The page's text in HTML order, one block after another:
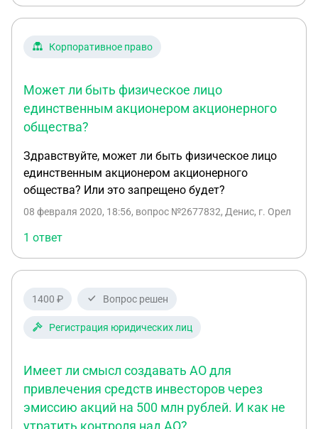
Корпоративное право
Может ли быть физическое лицо
единственным акционером акционерного
общества?
Здравствуйте, может ли быть физическое лицо
единственным акционером акционерного
общества? Или это запрещено будет?
08 февраля 2020, 18:56, вопрос №2677832, Денис, г. Орел
1 ответ
1400 ₽ Вопрос решен
Регистрация юридических лиц
Имеет ли смысл создавать АО для
привлечения средств инвесторов через
эмиссию акций на 500 млн рублей. И как не
утратить контроля над АО?